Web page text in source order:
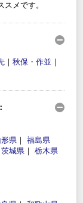
メです。
｜ 秋保・作並 ｜
形県 ｜ 福島県
茨城県 ｜ 栃木県